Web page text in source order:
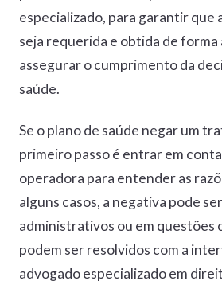
especializado, para garantir que
seja requerida e obtida de forma
assegurar o cumprimento da
saúde.
Se o plano de saúde negar um
primeiro passo é entrar em
operadora para entender as
alguns casos, a negativa pode
administrativos ou em questões
podem ser resolvidos com a
advogado especializado em